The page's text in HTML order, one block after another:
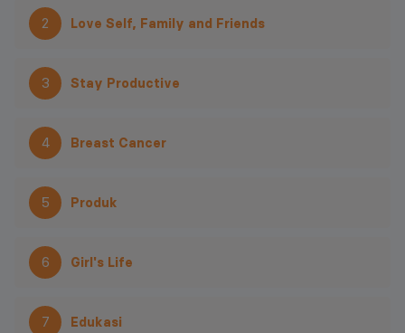
2 Love Self, Family and Friends
3 Stay Productive
4 Breast Cancer
5 Produk
6 Girl's Life
7 Edukasi